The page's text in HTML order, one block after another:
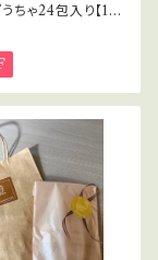
ちゃ24包入り【1ヵ
届け定期便計6回】